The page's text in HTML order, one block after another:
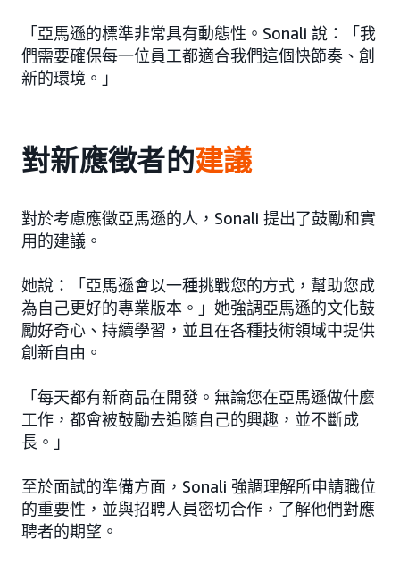
「亞馬遜的標準非常具有動態性。Sonali 說：「我
們需要確保每一位員工都適合我們這個快節奏、創
新的環境。」
對新應徵者的建議
對於考慮應徵亞馬遜的人，Sonali 提出了鼓勵和實
用的建議。
她說：「亞馬遜會以一種挑戰您的方式，幫助您成
為自己更好的專業版本。」她強調亞馬遜的文化鼓
勵好奇心、持續學習，並且在各種技術領域中提供
創新自由。
「每天都有新商品在開發。無論您在亞馬遜做什麼
工作，都會被鼓勵去追隨自己的興趣，並不斷成
長。」
至於面試的準備方面，Sonali 強調理解所申請職位
的重要性，並與招聘人員密切合作，了解他們對應
聘者的期望。